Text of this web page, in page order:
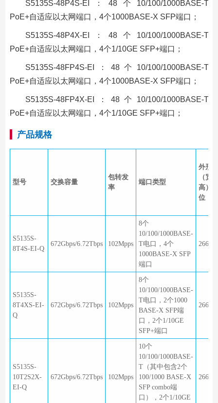
S5135S-48P4S-EI：48个10/100/1000BASE-T
PoE+自适应以太网端口，4个1000BASE-X SFP端口；
S5135S-48P4X-EI：48个10/100/1000BASE-T
PoE+自适应以太网端口，4个1/10GE SFP+端口；
S5135S-48FP4S-EI：48个10/100/1000BASE-T
PoE+自适应以太网端口，4个1000BASE-X SFP端口；
S5135S-48FP4X-EI：48个10/100/1000BASE-T
PoE+自适应以太网端口，4个1/10GE SFP+端口；
产品规格
型号 交换容量
包转发
率
端口类型
外形
（宽
高）
位：
S5135S-
8T4S-EI-Q
672Gbps/6.72Tbps 102Mpps
8个
10/100/1000BASE-
T电口，4个
1000BASE-X SFP
端口
S5135S-
8T4XS-EI-
Q
672Gbps/6.72Tbps 102Mpps
8个
10/100/1000BASE-
T电口，2个1000
BASE-X SFP端
口，2个1/10GE
SFP+端口
S5135S-
10T2S2X-
EI-Q
672Gbps/6.72Tbps 102Mpps
10个
10/100/1000BASE-
T（其中包含2个
100/1000 BASE-X
SFP combo端
口），2个1/10GE